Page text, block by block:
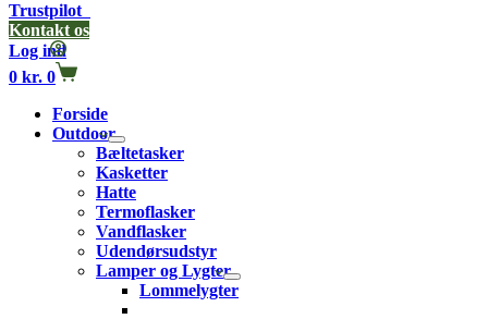
Trustpilot
Kontakt os
Log ind
0 kr. 0
Forside
Outdoor
Bæltetasker
Kasketter
Hatte
Termoflasker
Vandflasker
Udendørsudstyr
Lamper og Lygter
Lommelygter